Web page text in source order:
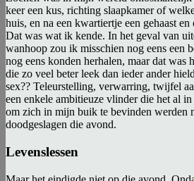
keer een kus, richting slaapkamer of
huis, en na een kwartiertje een gehaast
Dat was wat ik kende. In het geval van
wanhoop zou ik misschien nog eens een
nog eens konden herhalen, maar dat was
die zo veel beter leek dan ieder ander
sex?? Teleurstelling, verwarring, twijfel
een enkele ambitieuze vlinder die het al
om zich in mijn buik te bevinden werden
doodgeslagen die avond.
Levenslessen